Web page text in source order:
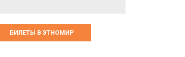
БИЛЕТЫ В ЭТНОМИР